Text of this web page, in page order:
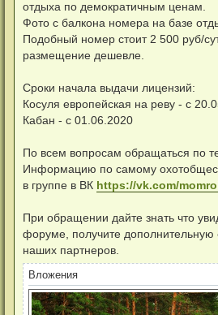
и
т
н
н
с
о
б
н
е
отдыха по демократичным ценам.
Фото с балкона номера на базе
Подобный номер стоит 2 500 руб/
размещение дешевле.
Сроки начала выдачи лицензий:
Косуля европейская на реву - с
Кабан - с 01.06.2020
По всем вопросам обращаться по
Информацию по самому
в группе в ВК https://vk.com/
При обращении дайте знать что
форуме, получите дополнительную
наших партнеров.
Вложения